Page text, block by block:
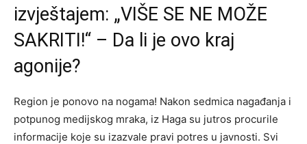
izvještajem: „VIŠE SE NE MOŽE
SAKRITI!“ – Da li je ovo kraj
agonije?
Region je ponovo na nogama! Nakon sedmica nagađanja i
potpunog medijskog mraka, iz Haga su jutros procurile
informacije koje su izazvale pravi potres u javnosti. Svi